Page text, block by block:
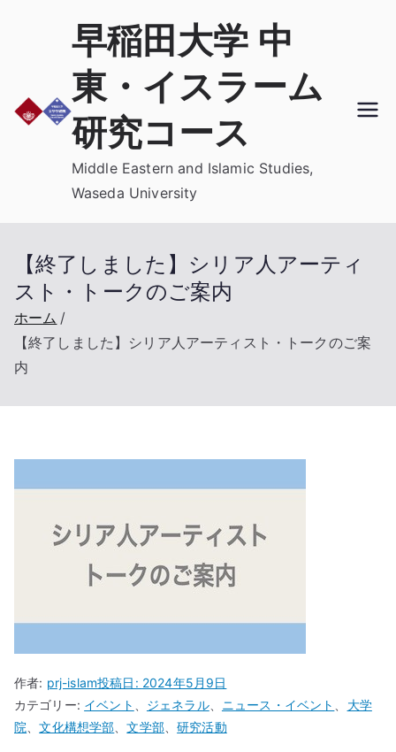
早稲田大学 中
東・イスラーム
研究コース
Middle Eastern and Islamic Studies,
Waseda University
【終了しました】シリア人アーティ
スト・トークのご案内
ホーム
【終了しました】シリア人アーティスト・トークのご案
内
作者: prj-islam投稿日: 2024年5月9日
カテゴリー: イベント ジェネラル、 ニュース・イベント
大学
院 、文化構想学部 、文学部、研究活動